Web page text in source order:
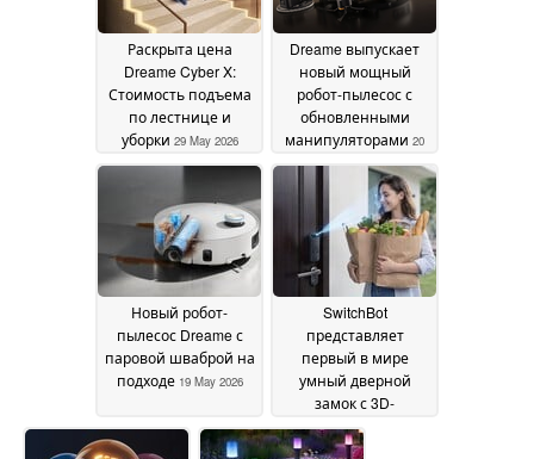
Раскрыта цена
Dreame Cyber X:
Стоимость подъема
по лестнице и
уборки 29 May 2026
Dreame выпускает
новый мощный
робот-пылесос с
обновленными
манипуляторами 20
May 2026
Новый робот-
пылесос Dreame с
паровой шваброй на
подходе 19 May 2026
SwitchBot
представляет
первый в мире
умный дверной
замок с 3D-
распознаванием
лица15 May 2026